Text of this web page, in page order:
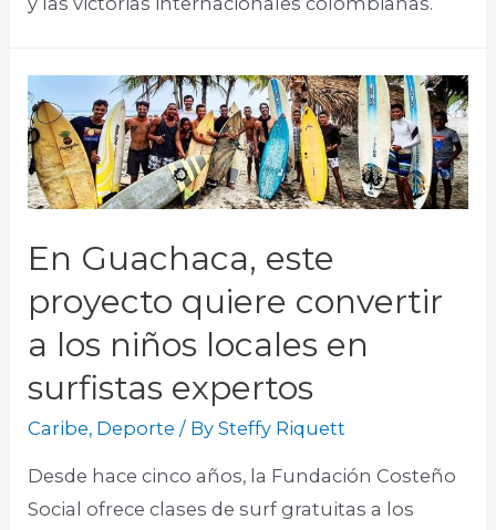
En Guachaca, este
proyecto quiere convertir
a los niños locales en
surfistas expertos
Caribe, Deporte / BySteffy Riquett
Desde hace cinco años, la Fundación Costeño
Social ofrece clases de surf gratuitas a los